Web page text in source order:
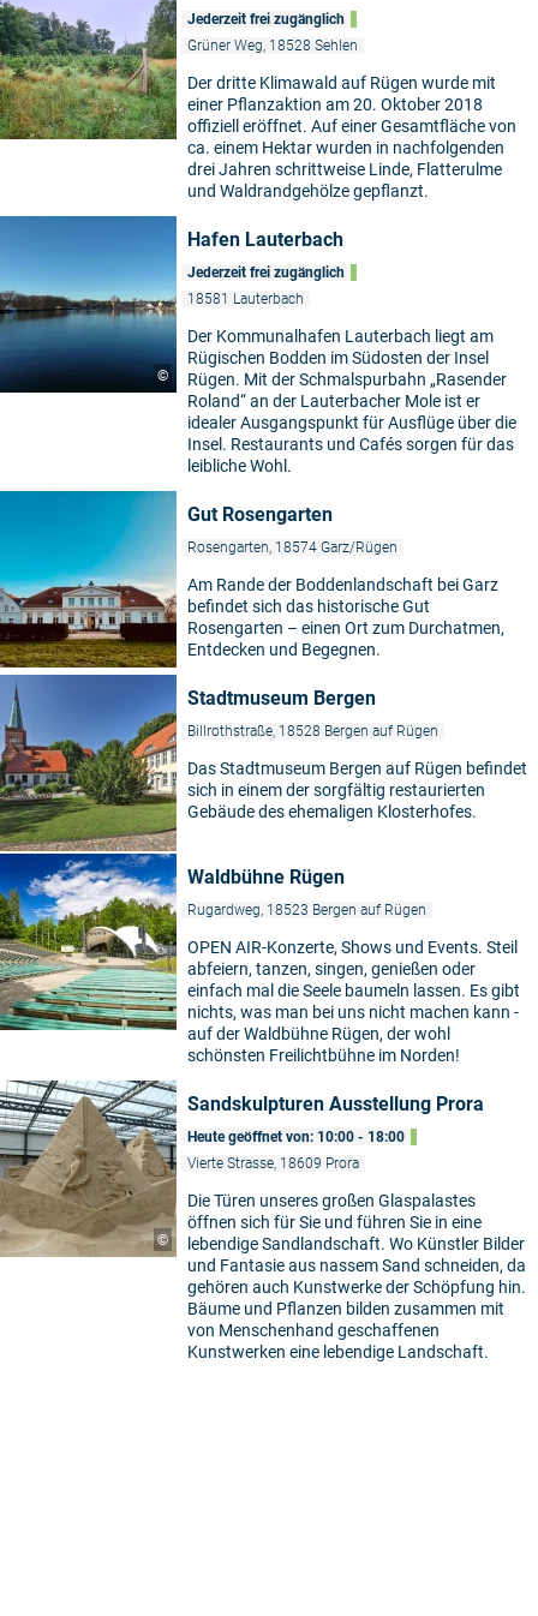
Jederzeit frei zugänglich
Grüner Weg, 18528 Sehlen
Der dritte Klimawald auf Rügen wurde mit
einer Pflanzaktion am 20. Oktober 2018
offiziell eröffnet. Auf einer Gesamtfläche von
ca. einem Hektar wurden in nachfolgenden
drei Jahren schrittweise Linde, Flatterulme
und Waldrandgehölze gepflanzt.
©
Hafen Lauterbach
Jederzeit frei zugänglich
18581 Lauterbach
Der Kommunalhafen Lauterbach liegt am
Rügischen Bodden im Südosten der Insel
Rügen. Mit der Schmalspurbahn „Rasender
Roland“ an der Lauterbacher Mole ist er
idealer Ausgangspunkt für Ausflüge über die
Insel. Restaurants und Cafés sorgen für das
leibliche Wohl.
Gut Rosengarten
Rosengarten, 18574 Garz/Rügen
Am Rande der Boddenlandschaft bei Garz
befindet sich das historische Gut
Rosengarten – einen Ort zum Durchatmen,
Entdecken und Begegnen.
Stadtmuseum Bergen
Billrothstraße, 18528 Bergen auf Rügen
Das Stadtmuseum Bergen auf Rügen befindet
sich in einem der sorgfältig restaurierten
Gebäude des ehemaligen Klosterhofes.
Waldbühne Rügen
Rugardweg, 18523 Bergen auf Rügen
OPEN AIR-Konzerte, Shows und Events. Steil
abfeiern, tanzen, singen, genießen oder
einfach mal die Seele baumeln lassen. Es gibt
nichts, was man bei uns nicht machen kann -
auf der Waldbühne Rügen, der wohl
schönsten Freilichtbühne im Norden!
©
Sandskulpturen Ausstellung Prora
Heute geöffnet von: 10:00 - 18:00
Vierte Strasse, 18609 Prora
Die Türen unseres großen Glaspalastes
öffnen sich für Sie und führen Sie in eine
lebendige Sandlandschaft. Wo Künstler Bilder
und Fantasie aus nassem Sand schneiden, da
gehören auch Kunstwerke der Schöpfung hin.
Bäume und Pflanzen bilden zusammen mit
von Menschenhand geschaffenen
Kunstwerken eine lebendige Landschaft.